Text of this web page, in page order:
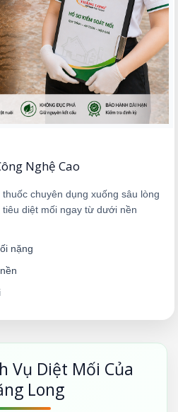
Nghệ Cao
chuyên dụng xuống sâu lòng
diệt mối ngay từ dưới nền
nặng
Vụ Diệt Mối Của
Long